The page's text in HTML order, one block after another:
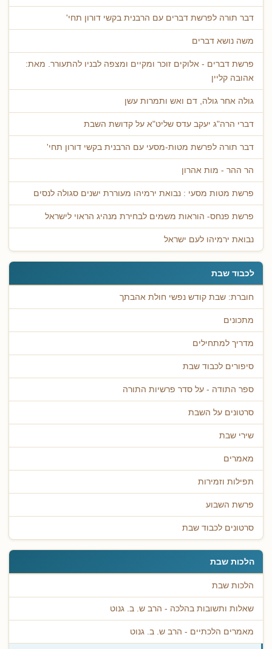
דבר תורה לפרשת דברים עם הרבנית בקשי דורון תחי'
משה נושא דברים
פרשת דברים - אלוקים זוכר ומקיים ומצפה לבניו להתעורר. מאת:
אהובה קליין
גולה אחר גולה, דם ואש ותמרות עשן
דברי הרה"ג יעקב עדס שליט"א על קדושת השבת
דבר תורה לפרשת מטות-מסעי עם הרבנית בקשי דורון תחי'
הר ההר - מות אהרון
פרשת מטות מסעי : נבואת ירמיהו מעוררת ישנים סגולה לנסים
פרשת פנחס- הוראות משמים לבחירת מנהיג הראוי לישראל
נבואת ירמיהו לעם ישראל
לכבוד שבת
חוברת: שבת קודש נפשי חולת אהבתך
מתכונים
מדריך למתחילים
סיפורים לכבוד שבת
ספר התודה - על סדר פרשיות התורה
סרטונים על השבת
שירי שבת
מאמרים
תפילות וזמירות
פרשת השבוע
סרטונים לכבוד שבת
הלכות שבת
הלכות שבת
שאלות ותשובות בהלכה - הרב ש. ב. גנוט
מאמרים הלכתיים - הרב ש. ב. גנוט